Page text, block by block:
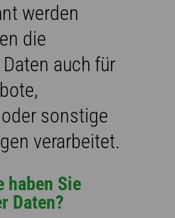
werden
die
auch für
sonstige
verarbeitet.
haben Sie
Daten?